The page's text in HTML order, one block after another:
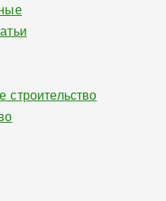
строительство